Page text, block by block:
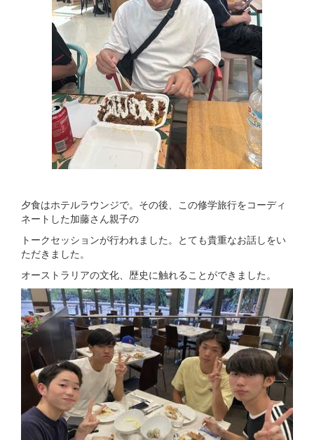
夕食はホテルラウンジで。その後、この修学旅行をコーディ
ネートした加藤さん親子の
トークセッションが行われました。とても貴重なお話しをい
ただきました。
オーストラリアの文化、歴史に触れることができました。